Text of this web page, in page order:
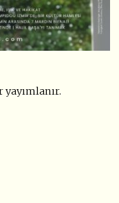
yayımlanır.